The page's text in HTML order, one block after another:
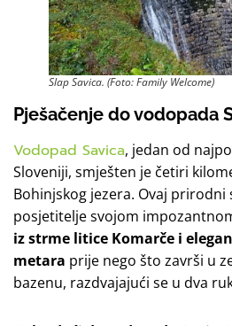
Slap Savica. (Foto: Family Welcome)
Pješačenje do vodopada
Vodopad Savica, jedan od
Sloveniji, smješten je četiri
Bohinjskog jezera. Ovaj prirodni
posjetitelje svojom
iz strme litice Komarče i
metara prije nego što završi u
bazenu, razdvajajući se u dva